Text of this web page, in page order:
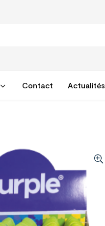
Contact Actualités